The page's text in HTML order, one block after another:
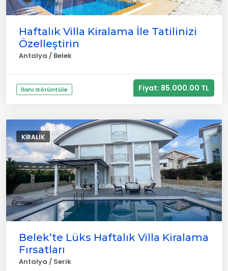
Haftalık Villa Kiralama İle Tatilinizi
Özelleştirin
Antalya / Belek
İlanı Görüntüle Fiyat: 85.000.00 TL
KIRALIK
Belek’te Lüks Haftalık Villa Kiralama
Fırsatları
Antalya / Serik